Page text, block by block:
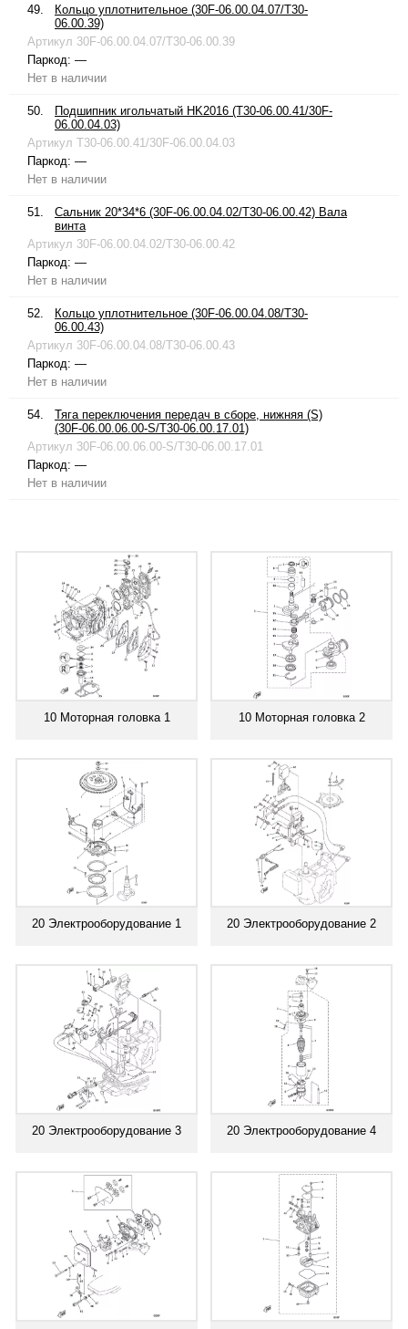
49.
Кольцо уплотнительное (30F-06.00.04.07/T30-
06.00.39)
Артикул 30F-06.00.04.07/T30-06.00.39
Паркод: —
Нет в наличии
50.
Подшипник игольчатый HK2016 (T30-06.00.41/30F-
06.00.04.03)
Артикул T30-06.00.41/30F-06.00.04.03
Паркод: —
Нет в наличии
51.
Сальник 20*34*6 (30F-06.00.04.02/T30-06.00.42) Вала
винта
Артикул 30F-06.00.04.02/T30-06.00.42
Паркод: —
Нет в наличии
52.
Кольцо уплотнительное (30F-06.00.04.08/T30-
06.00.43)
Артикул 30F-06.00.04.08/T30-06.00.43
Паркод: —
Нет в наличии
54.
Тяга переключения передач в сборе, нижняя (S)
(30F-06.00.06.00-S/T30-06.00.17.01)
Артикул 30F-06.00.06.00-S/T30-06.00.17.01
Паркод: —
Нет в наличии
10 Моторная головка 1 10 Моторная головка 2
20 Электрооборудование 1 20 Электрооборудование 2
20 Электрооборудование 3 20 Электрооборудование 4